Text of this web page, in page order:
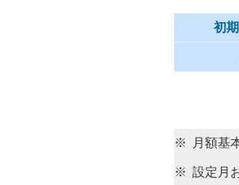
初
※ 月額基
※ 設定月